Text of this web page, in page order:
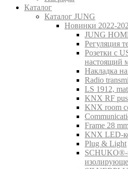
Каталог
Каталог JUNG
Новинки 2022-
JUNG
Регуляция
Розетки с
настоящий
Накладка
Radio
LS 1912,
KNX RF
KNX room
Frame 28
KNX LED-
Plug & Light
SCHUKO®-